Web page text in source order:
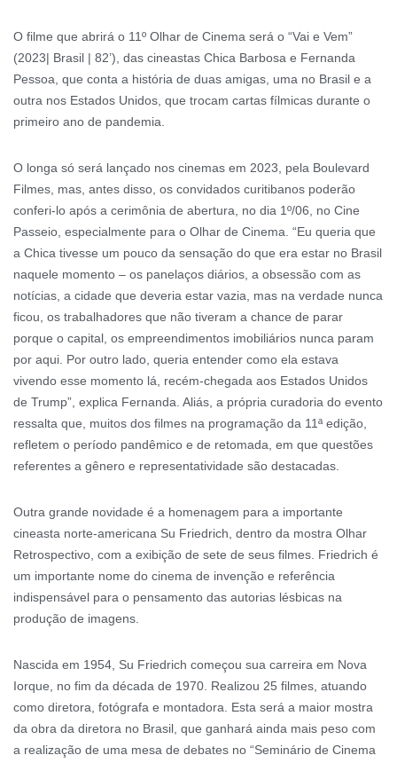
O filme que abrirá o 11º Olhar de Cinema será o “Vai e Vem”
(2023| Brasil | 82’), das cineastas Chica Barbosa e Fernanda
Pessoa, que conta a história de duas amigas, uma no Brasil e a
outra nos Estados Unidos, que trocam cartas fílmicas durante o
primeiro ano de pandemia.
O longa só será lançado nos cinemas em 2023, pela Boulevard
Filmes, mas, antes disso, os convidados curitibanos poderão
conferi-lo após a cerimônia de abertura, no dia 1º/06, no Cine
Passeio, especialmente para o Olhar de Cinema. “Eu queria que
a Chica tivesse um pouco da sensação do que era estar no Brasil
naquele momento – os panelaços diários, a obsessão com as
notícias, a cidade que deveria estar vazia, mas na verdade nunca
ficou, os trabalhadores que não tiveram a chance de parar
porque o capital, os empreendimentos imobiliários nunca param
por aqui. Por outro lado, queria entender como ela estava
vivendo esse momento lá, recém-chegada aos Estados Unidos
de Trump”, explica Fernanda. Aliás, a própria curadoria do evento
ressalta que, muitos dos filmes na programação da 11ª edição,
refletem o período pandêmico e de retomada, em que questões
referentes a gênero e representatividade são destacadas.
Outra grande novidade é a homenagem para a importante
cineasta norte-americana Su Friedrich, dentro da mostra Olhar
Retrospectivo, com a exibição de sete de seus filmes. Friedrich é
um importante nome do cinema de invenção e referência
indispensável para o pensamento das autorias lésbicas na
produção de imagens.
Nascida em 1954, Su Friedrich começou sua carreira em Nova
Iorque, no fim da década de 1970. Realizou 25 filmes, atuando
como diretora, fotógrafa e montadora. Esta será a maior mostra
da obra da diretora no Brasil, que ganhará ainda mais peso com
a realização de uma mesa de debates no “Seminário de Cinema